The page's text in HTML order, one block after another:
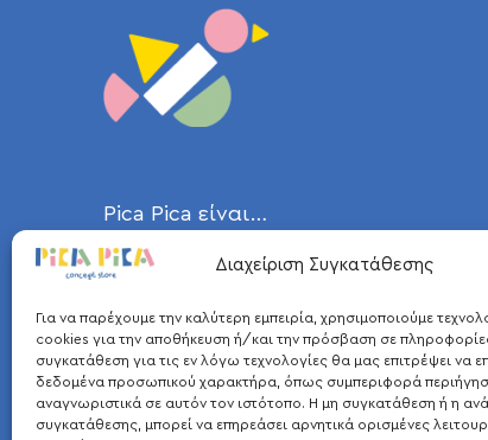
Διαχείριση Συγκατάθεσης
Για να παρέχουμε την καλύτερη εμπειρία, χρησιμοποιούμε
cookies για την αποθήκευση ή/και την πρόσβαση σε
συγκατάθεση για τις εν λόγω τεχνολογίες θα μας επιτρέψει να
δεδομένα προσωπικού χαρακτήρα, όπως συμπεριφορά
αναγνωριστικά σε αυτόν τον ιστότοπο. Η μη συγκατάθεση ή η
συγκατάθεσης, μπορεί να επηρεάσει αρνητικά ορισμένες
Pica Pica είναι…
η καρακάξα, ένα ευφυέστατο πτηνό
και μεταξύ των πιο έξυπνων ζώων,
που ήταν η έμπνευση για το όνομά
μας. Σε συνδυασμό με το αγαπημένο
παιχνίδι των παιδιών, τα ξύλινα